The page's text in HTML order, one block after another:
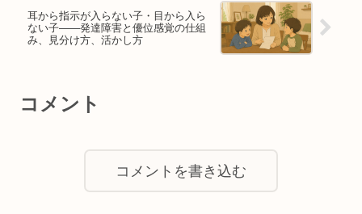
耳から指示が入らない子・目から入ら
ない子——発達障害と優位感覚の仕組
み、見分け方、活かし方
コメント
コメントを書き込む